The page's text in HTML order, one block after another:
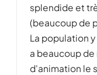
splendide et
(beaucoup de
La population
a beaucoup
d'animation le